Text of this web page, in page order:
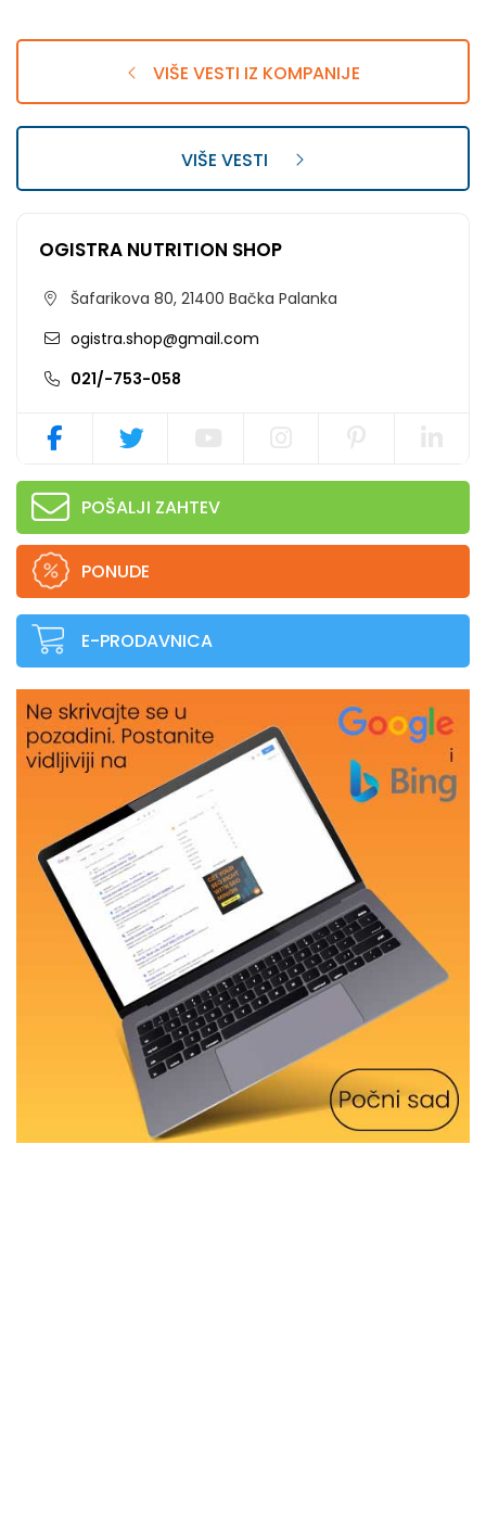
OGISTRA NUTRITION SHOP
Šafarikova 80, 21400 Bačka Palanka
ogistra.shop@gmail.com
021/-753-058
POŠALJI ZAHTEV
PONUDE
E-PRODAVNICA
VIŠE VESTI IZ KOMPANIJE
VIŠE VESTI